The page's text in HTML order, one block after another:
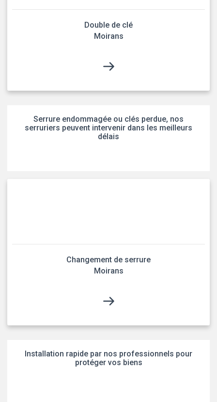
Double de clé
Moirans
Serrure endommagée ou clés perdue, nos
serruriers peuvent intervenir dans les meilleurs
délais
Changement de serrure
Moirans
Installation rapide par nos professionnels pour
protéger vos biens